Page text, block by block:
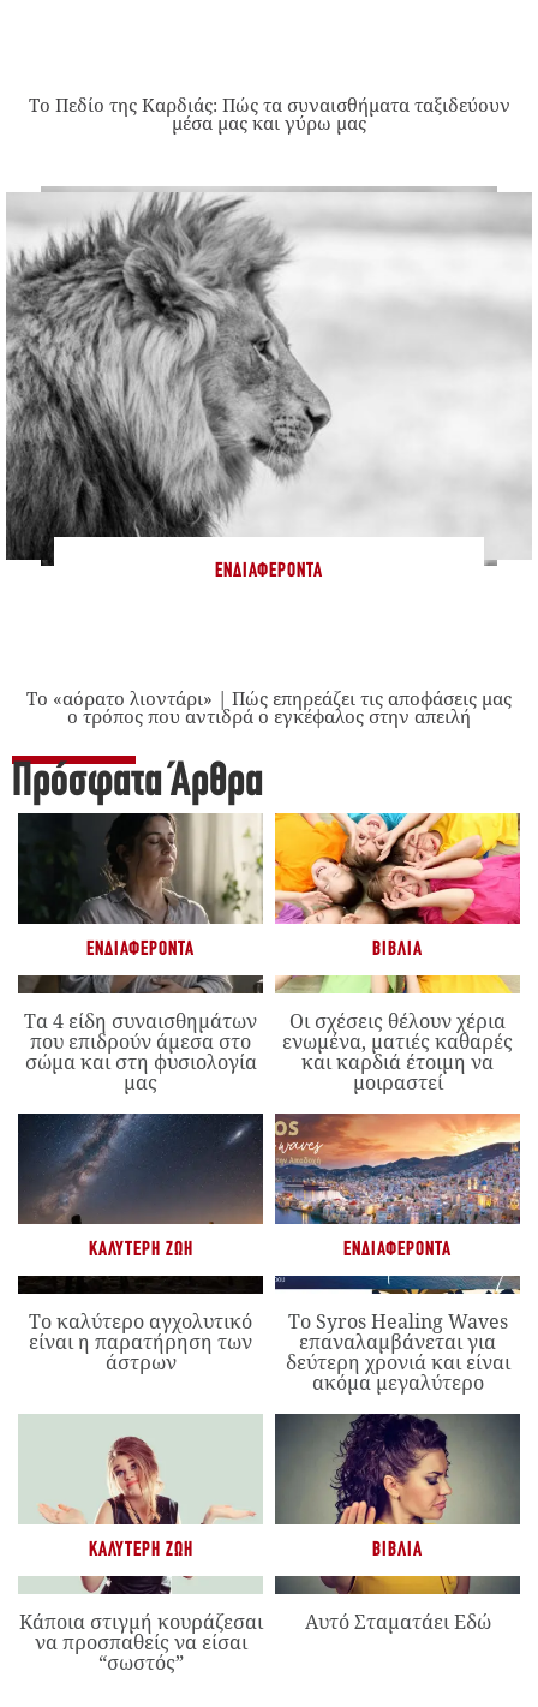
Το Πεδίο της Καρδιάς: Πώς τα συναισθήματα ταξιδεύουν
μέσα μας και γύρω μας
ΕΝΔΙΑΦΈΡΟΝΤΑ
Το «αόρατο λιοντάρι» | Πώς επηρεάζει τις αποφάσεις μας
ο τρόπος που αντιδρά ο εγκέφαλος στην απειλή
Πρόσφατα Άρθρα
ΕΝΔΙΑΦΈΡΟΝΤΑ
Τα 4 είδη συναισθημάτων
που επιδρούν άμεσα στο
σώμα και στη φυσιολογία
μας
ΒΙΒΛΊΑ
Οι σχέσεις θέλουν χέρια
ενωμένα, ματιές καθαρές
και καρδιά έτοιμη να
μοιραστεί
ΚΑΛΎΤΕΡΗ ΖΩΉ
Το καλύτερο αγχολυτικό
είναι η παρατήρηση των
άστρων
ΕΝΔΙΑΦΈΡΟΝΤΑ
Το Syros Healing Waves
επαναλαμβάνεται για
δεύτερη χρονιά και είναι
ακόμα μεγαλύτερο
ΚΑΛΎΤΕΡΗ ΖΩΉ
Κάποια στιγμή κουράζεσαι
να προσπαθείς να είσαι
“σωστός”
ΒΙΒΛΊΑ
Αυτό Σταματάει Εδώ